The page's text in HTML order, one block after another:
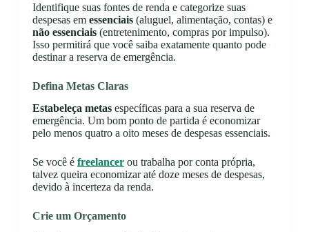
Identifique suas fontes de renda e categorize suas
despesas em essenciais(aluguel, alimentação, contas) e
não essenciais(entretenimento, compras por impulso).
Isso permitirá que você saiba exatamente quanto pode
destinar a reserva de emergência.
Defina Metas Claras
Estabeleça metasespecíficas para a sua reserva de
emergência. Um bom ponto de partida é economizar
pelo menos quatro a oito meses de despesas essenciais.
Se você é freelancerou trabalha por conta própria,
talvez queira economizar até doze meses de despesas,
devido à incerteza da renda.
Crie um Orçamento